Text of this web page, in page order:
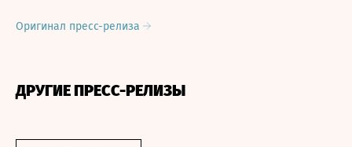
Оригинал пресс-релиза
ДРУГИЕ ПРЕСС-РЕЛИЗЫ